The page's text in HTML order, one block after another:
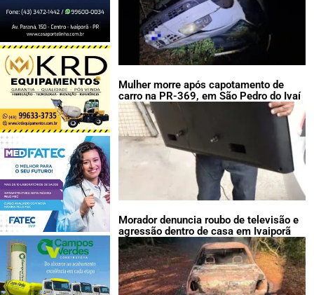
Mulher morre após capotamento de
carro na PR-369, em São Pedro do Ivaí
Morador denuncia roubo de televisão e
agressão dentro de casa em Ivaiporã